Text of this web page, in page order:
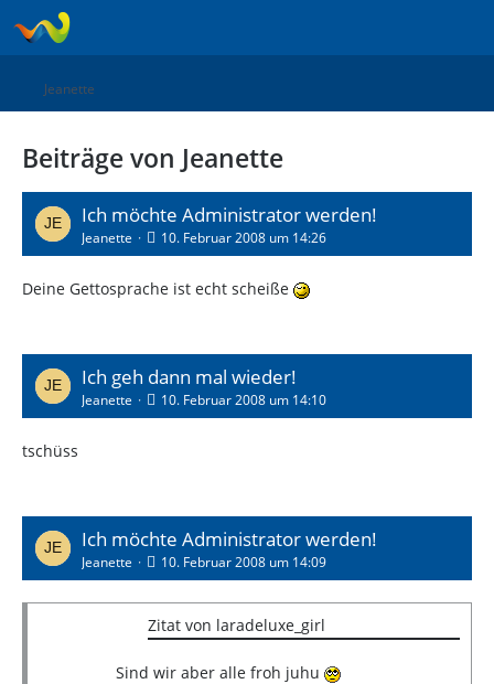
Jeanette
Beiträge von Jeanette
Ich möchte Administrator werden!
Jeanette 10. Februar 2008 um 14:26
Deine Gettosprache ist echt scheiße
Ich geh dann mal wieder!
Jeanette 10. Februar 2008 um 14:10
tschüss
Ich möchte Administrator werden!
Jeanette 10. Februar 2008 um 14:09
Zitat von laradeluxe_girl
Sind wir aber alle froh juhu